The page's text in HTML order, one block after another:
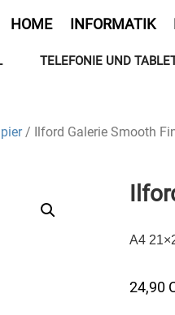
HOME INFORMATIK
TELEFONIE UND
/ Ilford Galerie Smooth
A4
24,90